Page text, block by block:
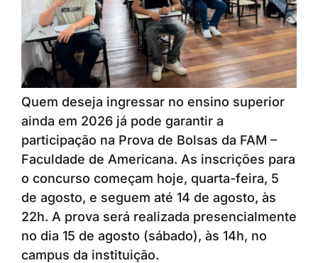
Quem deseja ingressar no ensino superior
ainda em 2026 já pode garantir a
participação na Prova de Bolsas da FAM –
Faculdade de Americana. As inscrições para
o concurso começam hoje, quarta-feira, 5
de agosto, e seguem até 14 de agosto, às
22h. A prova será realizada presencialmente
no dia 15 de agosto (sábado), às 14h, no
campus da instituição.